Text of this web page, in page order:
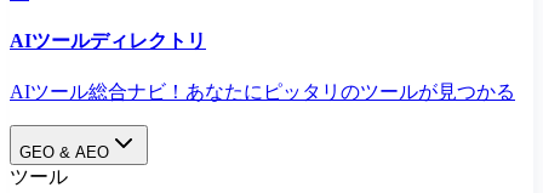
AIツールディレクトリ
AIツール総合ナビ！あなたにピッタリのツールが見つかる
GEO & AEO
ツール